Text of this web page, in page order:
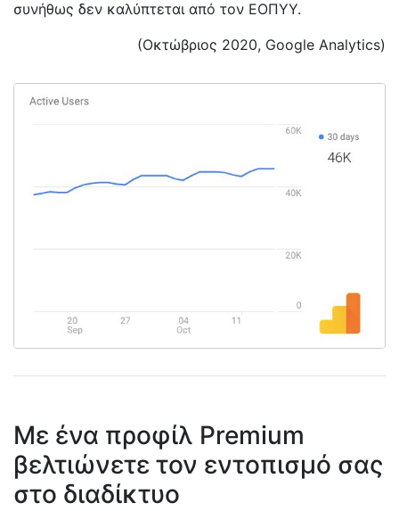
συνήθως δεν καλύπτεται από τον ΕΟΠΥΥ.
(Οκτώβριος 2020, Google Analytics)
Με ένα προφίλ Premium
βελτιώνετε τον εντοπισμό σας
στο διαδίκτυο